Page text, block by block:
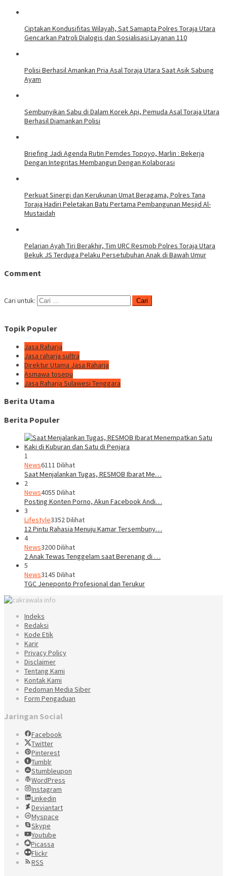
Ciptakan Kondusifitas Wilayah, Sat Samapta Polres Toraja Utara
Gencarkan Patroli Dialogis dan Sosialisasi Layanan 110
Polisi Berhasil Amankan Pria Asal Toraja Utara Saat Asik Sabung
Ayam
Sembunyikan Sabu di Dalam Korek Api, Pemuda Asal Toraja Utara
Berhasil Diamankan Polisi
Briefing Jadi Agenda Rutin Pemdes Topoyo, Marlin : Bekerja
Dengan Integritas Membangun Dengan Kolaborasi
Perkuat Sinergi dan Kerukunan Umat Beragama, Polres Tana
Toraja Hadiri Peletakan Batu Pertama Pembangunan Mesjid Al-
Mustaidah
Pelarian Ayah Tiri Berakhir, Tim URC Resmob Polres Toraja Utara
Bekuk JS Terduga Pelaku Persetubuhan Anak di Bawah Umur
Comment
Cari untuk:
Topik Populer
Jasa Raharja
Jasa raharja sultra
Direktur Utama Jasa Raharja
Asmawa tosepu
Jasa Raharja Sulawesi Tenggara
Berita Utama
Berita Populer
1
News6111 Dilihat
Saat Menjalankan Tugas, RESMOB Ibarat Me…
2
News4055 Dilihat
Posting Konten Porno, Akun Facebook Andi…
3
Lifestyle3352 Dilihat
12 Pintu Rahasia Menuju Kamar Tersembuny…
4
News3200 Dilihat
2 Anak Tewas Tenggelam saat Berenang di …
5
News3145 Dilihat
TGC Jeneponto Profesional dan Terukur
Indeks
Redaksi
Kode Etik
Karir
Privacy Policy
Disclaimer
Tentang Kami
Kontak Kami
Pedoman Media Siber
Form Pengaduan
Jaringan Social
Facebook
Twitter
Pinterest
Tumblr
Stumbleupon
WordPress
Instagram
Linkedin
Deviantart
Myspace
Skype
Youtube
Picassa
Flickr
RSS